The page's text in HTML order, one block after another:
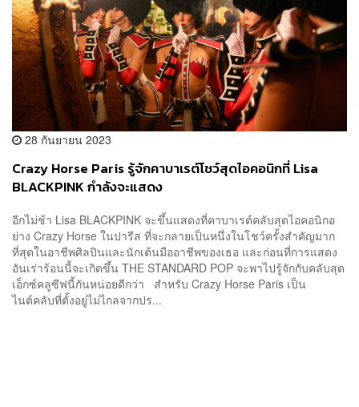
28 กันยายน 2023
Crazy Horse Paris รู้จักคาบาเรต์โชว์สุดไอคอนิกที่ Lisa
BLACKPINK กำลังจะแสดง
อีกไม่ช้า Lisa BLACKPINK จะขึ้นแสดงที่คาบาเรต์คลับสุดไอคอนิกอ
ย่าง Crazy Horse ในปารีส ที่จะกลายเป็นหนึ่งในโชว์ครั้งสำคัญมาก
ที่สุดในอาชีพศิลปินและนักเต้นมืออาชีพของเธอ และก่อนที่การแสดง
อันเร่าร้อนนี้จะเกิดขึ้น THE STANDARD POP จะพาไปรู้จักกับคลับสุด
เอ็กซ์คลูซีฟนี้กันหน่อยดีกว่า สำหรับ Crazy Horse Paris เป็น
ไนต์คลับที่ตั้งอยู่ไม่ไกลจากปร...